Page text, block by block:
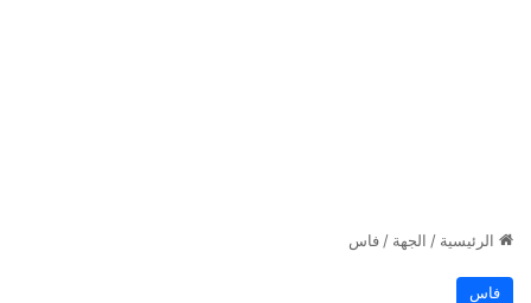
الرئيسية / الجهة / فاس
فاس